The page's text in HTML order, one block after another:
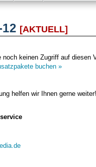
12 [AKTUELL]
noch keinen Zugriff auf
buchen »
helfen wir Ihnen gerne weiter!